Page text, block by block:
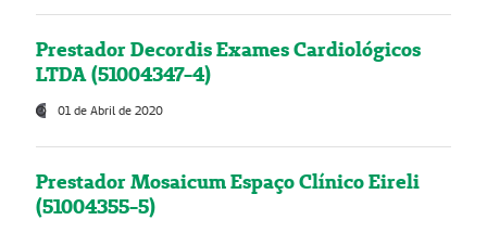
Prestador Decordis Exames Cardiológicos
LTDA (51004347-4)
01 de Abril de 2020
Prestador Mosaicum Espaço Clínico Eireli
(51004355-5)